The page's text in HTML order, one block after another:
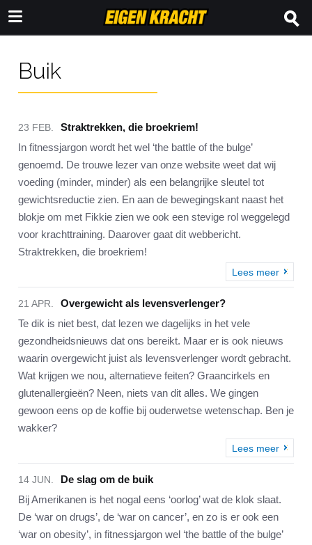
Buik
23 FEB.
Straktrekken, die broekriem!
In fitnessjargon wordt het wel ‘the battle of the bulge’
genoemd. De trouwe lezer van onze website weet dat wij
voeding (minder, minder) als een belangrijke sleutel tot
gewichtsreductie zien. En aan de bewegingskant naast het
blokje om met Fikkie zien we ook een stevige rol weggelegd
voor krachttraining. Daarover gaat dit webbericht.
Straktrekken, die broekriem!
Lees meer
21 APR.
Overgewicht als levensverlenger?
Te dik is niet best, dat lezen we dagelijks in het vele
gezondheidsnieuws dat ons bereikt. Maar er is ook nieuws
waarin overgewicht juist als levensverlenger wordt gebracht.
Wat krijgen we nou, alternatieve feiten? Graancirkels en
glutenallergieën? Neen, niets van dit alles. We gingen
gewoon eens op de koffie bij ouderwetse wetenschap. Ben je
wakker?
Lees meer
14 JUN.
De slag om de buik
Bij Amerikanen is het nogal eens ‘oorlog’ wat de klok slaat.
De ‘war on drugs’, de ‘war on cancer’, en zo is er ook een
‘war on obesity’, in fitnessjargon wel ‘the battle of the bulge’